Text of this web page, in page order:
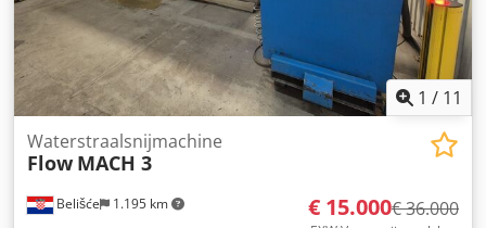
1 / 11
Belišće 1.195 km
Waterstraalsnijmachine
Flow MACH 3
€ 15.000€ 36.000